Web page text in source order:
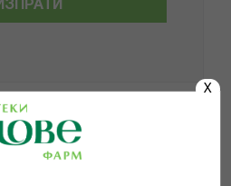
X
тази категория